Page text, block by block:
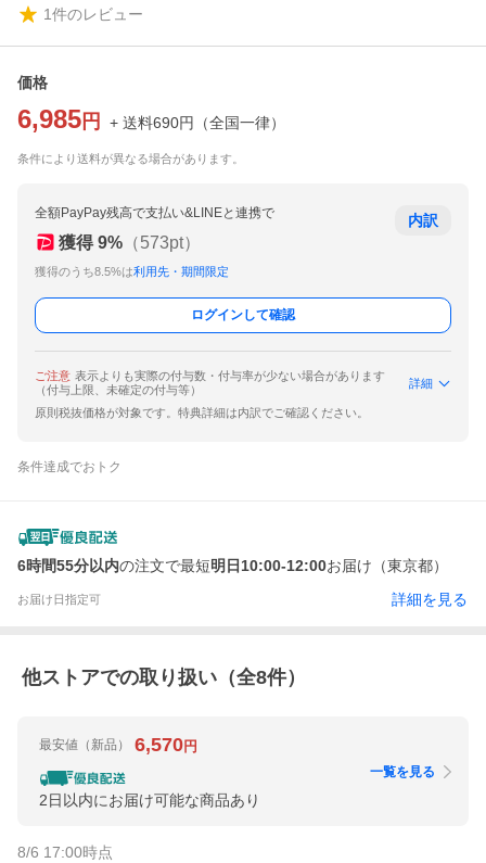
1件のレビュー
価格
6,985 円 + 送料690円 （全国一律）
条件により送料が異なる場合があります。
全額PayPay残高で支払い&LINEと連携で
獲得 9% （573pt）
獲得のうち8.5%は利用先・期間限定
内訳
ログインして確認
ご注意 表示よりも実際の付与数・付与率が少ない場合があります
（付与上限、未確定の付与等）
詳細
原則税抜価格が対象です。特典詳細は内訳でご確認ください。
条件達成でおトク
6時間55分以内の注文で最短明日10:00-12:00お届け（東京都）
お届け日指定可 詳細を見る
他ストアでの取り扱い（全8件）
最安値 （新品） 6,570円
2日以内にお届け可能な商品あり
一覧を見る
8/6 17:00時点